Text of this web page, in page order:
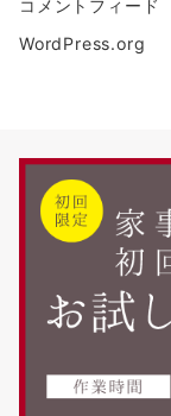
コメントフィード
WordPress.org